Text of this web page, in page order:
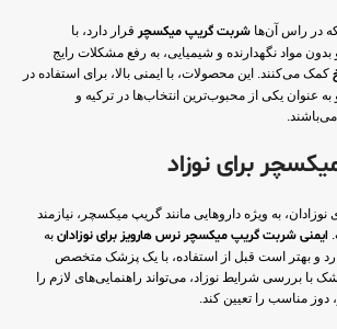
در راس آن‌ها شربت گریپ میکسچر قرار دارد، با
مواد نگهدارنده و شیمیایی، به رفع مشکلات رایج
کمک می‌کنند. این محصولات، با ایمنی بالا، برای استفاده در
عنوان یکی از محبوب‌ترین انتخاب‌ها در ترکیه و
برای نوزاد
نوزادان، به ویژه داروهایی مانند گریپ میکسچر، نیازمند
ایمنی شربت گریپ میکسچر نرس هارویز برای نوزادان به
و بهتر است قبل از استفاده، با یک پزشک متخصص
بررسی شرایط نوزاد، می‌تواند راهنمایی‌های لازم را
دوز مناسب را تعیین کند.